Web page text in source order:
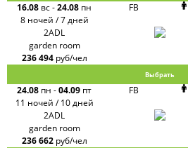
16.08 вс-24.08 пн
8 ночей / 7 дней
FB
2ADL
garden room
236 494 руб/чел
Выбрать
24.08 пн -04.09 пт
11 ночей / 10 дней
FB
2ADL
garden room
236 662 руб/чел